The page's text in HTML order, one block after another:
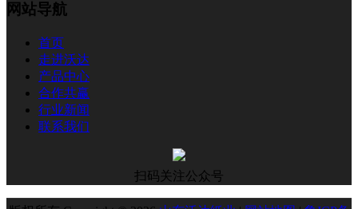
网站导航
首页
走进沃达
产品中心
合作共赢
行业新闻
联系我们
扫码关注公众号